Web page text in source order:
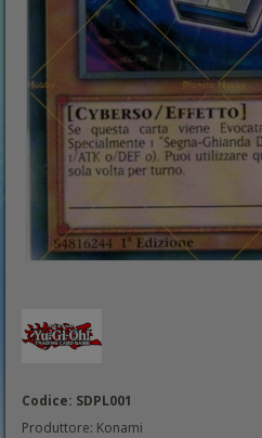
Codice: SDPL001
Produttore: Konami